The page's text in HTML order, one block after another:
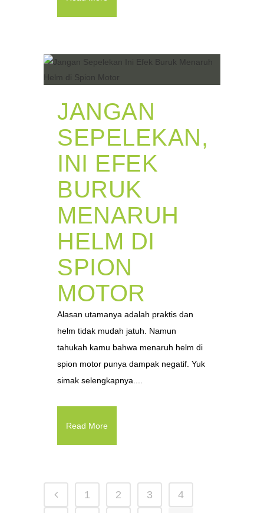
JANGAN
SEPELEKAN,
INI EFEK
BURUK
MENARUH
HELM DI
SPION
MOTOR
Alasan utamanya adalah praktis dan
helm tidak mudah jatuh. Namun
tahukah kamu bahwa menaruh helm di
spion motor punya dampak negatif. Yuk
simak selengkapnya....
Read More
1 2 3 4